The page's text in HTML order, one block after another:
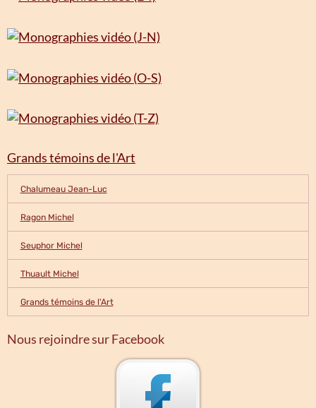
Grands témoins de l'Art
Chalumeau Jean-Luc
Ragon Michel
Seuphor Michel
Thuault Michel
Grands témoins de l'Art
Nous rejoindre sur Facebook